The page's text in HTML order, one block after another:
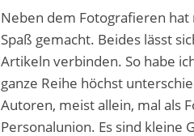
Neben dem Fotografieren
Spaß gemacht. Beides lässt
Artikeln verbinden. So habe
ganze Reihe höchst
Autoren, meist allein, mal als
Personalunion. Es sind kleine